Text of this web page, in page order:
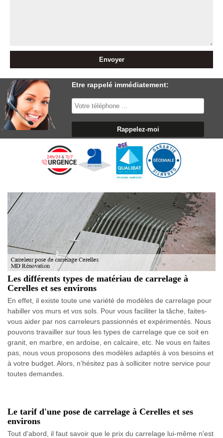
Etre rappelé immédiatement:
Les différents types de matériau de carrelage à
Cerelles et ses environs
En effet, il existe toute une variété de modèles de carrelage pour
habiller vos murs et vos sols. Pour vous faciliter la tâche, faites-
vous aider par nos carreleurs passionnés et expérimentés. Nous
pouvons travailler sur tous les types de carrelage que ce soit en
granit, en marbre, en ardoise, en calcaire, etc. Ne vous en faites
pas, nous vous proposons des modèles adaptés à vos besoins et
à votre budget. Alors, n’hésitez pas à solliciter notre service pour
toutes demandes.
Le tarif d'une pose de carrelage à Cerelles et ses
environs
Tout d'abord, il faut savoir que le prix du carrelage lui-même n'est